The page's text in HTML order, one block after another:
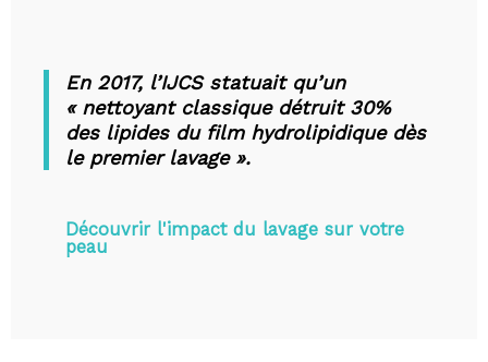
En 2017, l’IJCS statuait qu’un
« nettoyant classique détruit 30%
des lipides du film hydrolipidique dès
le premier lavage ».
Découvrir l'impact du lavage sur votre
peau